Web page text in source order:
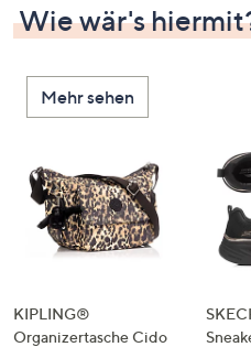
Wie wär's
Mehr sehen
KIPLING®
Organizertasche Cido